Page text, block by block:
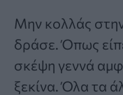
Μην κολλάς
δράσε. Όπως
σκέψη γεννά
ξεκίνα. Όλα τα